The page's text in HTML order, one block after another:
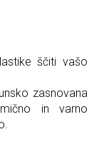
ščiti vašo
zasnovana
in varno